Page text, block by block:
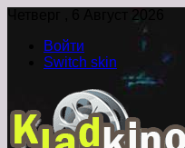
Четверг , 6 Август 2026
Войти
Switch skin